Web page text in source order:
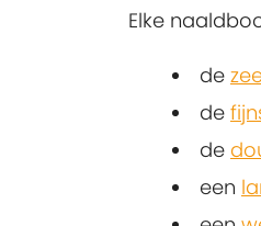
Elke
de
de
de
een